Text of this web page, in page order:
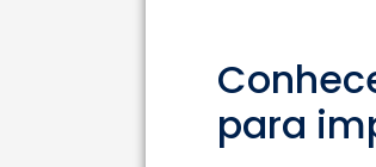
para